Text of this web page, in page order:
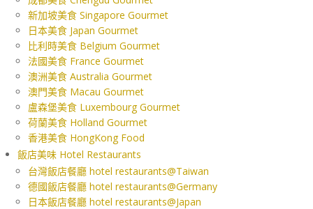
新加坡美食 Singapore Gourmet
日本美食 Japan Gourmet
比利時美食 Belgium Gourmet
法國美食 France Gourmet
澳洲美食 Australia Gourmet
澳門美食 Macau Gourmet
盧森堡美食 Luxembourg Gourmet
荷蘭美食 Holland Gourmet
香港美食 HongKong Food
飯店美味 Hotel Restaurants
台灣飯店餐廳 hotel restaurants@Taiwan
德國飯店餐廳 hotel restaurants@Germany
日本飯店餐廳 hotel restaurants@Japan